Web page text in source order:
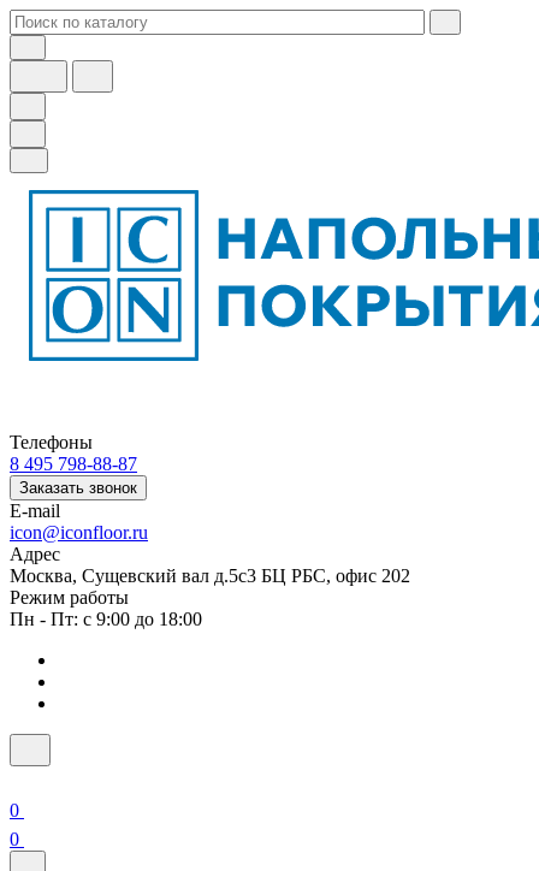
Телефоны
8 495 798-88-87
Заказать звонок
E-mail
icon@iconfloor.ru
Адрес
Москва, Сущевский вал д.5с3 БЦ РБС, офис 202
Режим работы
Пн - Пт: с 9:00 до 18:00
0
0